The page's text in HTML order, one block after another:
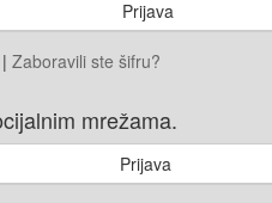
| Zaboravili ste šifru?
mrežama.
Prijava